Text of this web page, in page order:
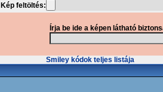
Kép feltöltés:
Írja be ide a képen látható
Smiley kódok teljes listája